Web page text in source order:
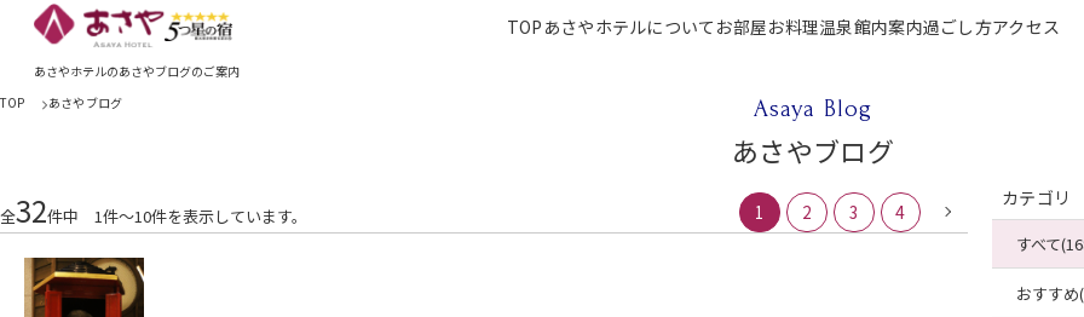
TOP あさやホテルについて お部屋お料理温泉館内案内過ごし方アクセス
あさやホテルのあさやブログのご案内
TOP あさやブログ Asaya Blog
あさやブログ
全32件中 1件～10件を表示しています。 1 2 3 4
カテゴリ
すべて
おすすめ